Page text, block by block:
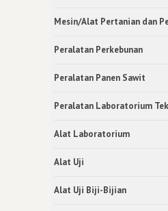
Mesin/Alat Pertanian dan
Peralatan Perkebunan
Peralatan Panen Sawit
Peralatan Laboratorium
Alat Laboratorium
Alat Uji
Alat Uji Biji-Bijian